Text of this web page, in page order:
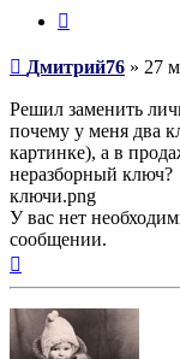
Сообщение
Дмитрий76 » 27
Решил заменить
почему у меня два
картинке), а в
неразборный ключ?
ключи.png
У вас нет
сообщении.